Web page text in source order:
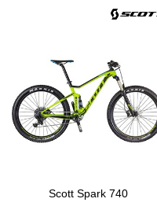
Scott Spark 740